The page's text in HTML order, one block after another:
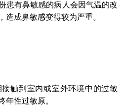
患有鼻敏感的病人会因气温的改
造成鼻敏感变得较为严重。
触到室内或室外环境中的过敏
年性过敏原。